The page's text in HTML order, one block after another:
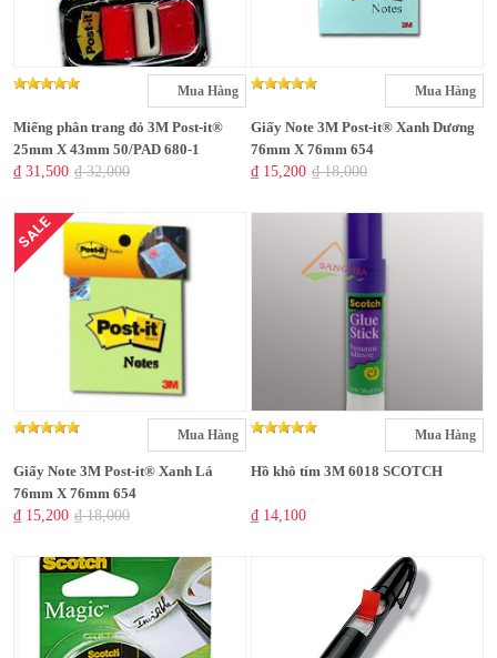
Mua Hàng
Miếng phân trang đỏ 3M Post-it®
25mm X 43mm 50/PAD 680-1
₫ 31,500 ₫ 32,000
Mua Hàng
Giấy Note 3M Post-it® Xanh Dương
76mm X 76mm 654
₫ 15,200 ₫ 18,000
SALE
Mua Hàng
Giấy Note 3M Post-it® Xanh Lá
76mm X 76mm 654
₫ 15,200 ₫ 18,000
Mua Hàng
Hồ khô tím 3M 6018 SCOTCH
₫ 14,100